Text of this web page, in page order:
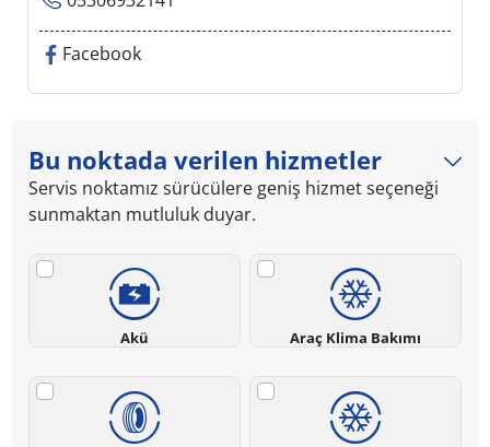
Facebook
Bu noktada verilen hizmetler
Servis noktamız sürücülere geniş hizmet seçeneği
sunmaktan mutluluk duyar.
Akü Araç Klima Bakımı